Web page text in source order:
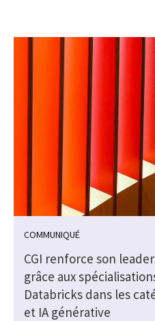
COMMUNIQUÉ
CGI renforce son
grâce aux
Databricks dans les
et IA générative